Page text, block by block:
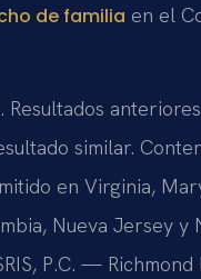
de familia en el
Resultados
similar.
en Virginia,
Nueva Jersey y
P.C. — Richmond